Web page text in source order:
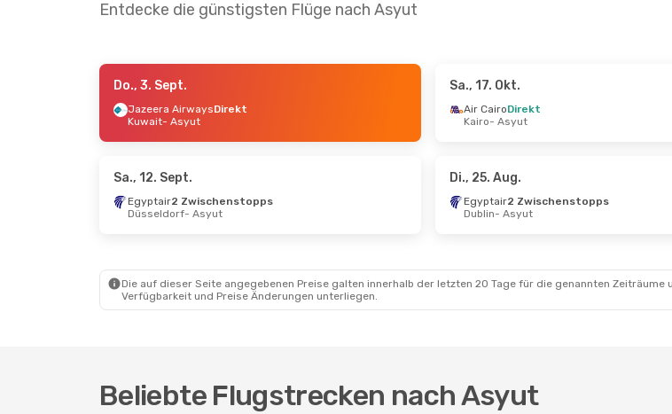
Entdecke die günstigsten Flüge nach Asyut
- Sa., 5. Sept.
- Asyut
Do., 3. Sept.
Jazeera AirwaysDirekt
Kuwait- Asyut
Sa., 17. Okt.
Air CairoDirekt
Kairo- Asyut
Sa., 12. Sept.
Egyptair2 Zwischenstopps
Düsseldorf- Asyut
Di., 25. Aug.
Egyptair2 Zwischenstopps
Dublin- Asyut
Die auf dieser Seite angegebenen Preise galten innerhalb der letzten 20 Tage für die genannten
Verfügbarkeit und Preise Änderungen unterliegen.
Beliebte Flugstrecken nach Asyut